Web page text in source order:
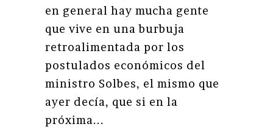
en general hay mucha gente
que vive en una burbuja
retroalimentada por los
postulados económicos del
ministro Solbes, el mismo que
ayer decía, que si en la
próxima...